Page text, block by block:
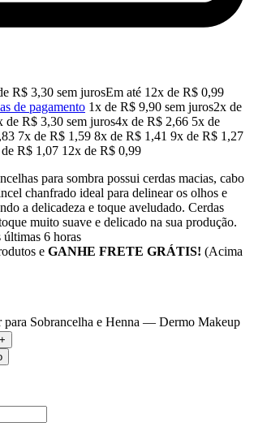
R$ 3,30 sem jurosEm até 12x de R$ 0,99
de pagamento 1x de R$ 9,90 sem juros2x de
de R$ 3,30 sem juros4x de R$ 2,66 5x de
7x de R$ 1,59 8x de R$ 1,41 9x de R$ 1,27
R$ 1,07 12x de R$ 0,99
para sombra possui cerdas macias, cabo
chanfrado ideal para delinear os olhos e
a delicadeza e toque aveludado. Cerdas
muito suave e delicado na sua produção.
últimas 6 horas
e GANHE FRETE GRÁTIS! (Acima
para Sobrancelha e Henna — Dermo Makeup